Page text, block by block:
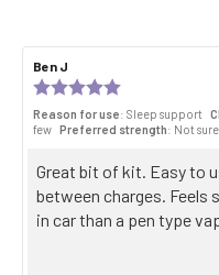
Review
author:
Ben J
date:
5.0
out
5
stars
Reason for use: Sleep support
few Preferred strength: Not
Review
text:
Great bit of kit. Easy to
between charges. Feels
in car than a pen type